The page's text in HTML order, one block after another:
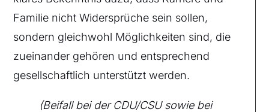
Familie nicht Widersprüche sein sollen,
sondern gleichwohl Möglichkeiten sind, die
zueinander gehören und entsprechend
gesellschaftlich unterstützt werden.
(Beifall bei der CDU/CSU sowie bei